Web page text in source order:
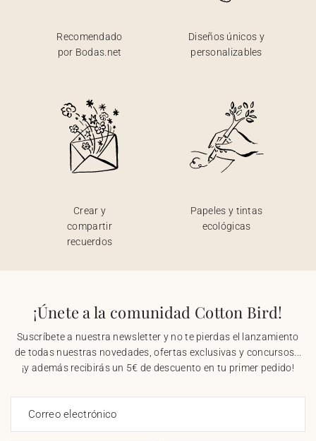
Recomendado
por Bodas.net
Diseños únicos y
personalizables
Crear y
compartir
recuerdos
Papeles y tintas
ecológicas
¡Únete a la comunidad Cotton Bird!
Suscríbete a nuestra newsletter y no te pierdas el lanzamiento
de todas nuestras novedades, ofertas exclusivas y concursos...
¡y además recibirás un 5€ de descuento en tu primer pedido!
Correo electrónico